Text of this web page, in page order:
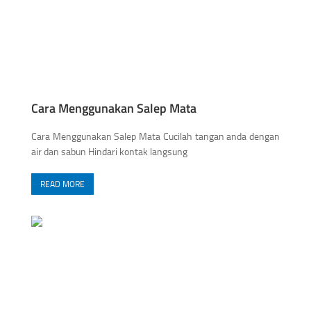
Cara Menggunakan Salep Mata
Cara Menggunakan Salep Mata Cucilah tangan anda dengan
air dan sabun Hindari kontak langsung
READ MORE